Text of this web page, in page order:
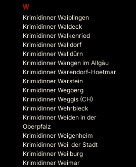
W
Krimidinner Waiblingen
Krimidinner Waldeck
Krimidinner Walkenried
Krimidinner Walldorf
Krimidinner Walldürn
Krimidinner Wangen im Allgäu
Krimidinner Warendorf-Hoetmar
Krimidinner Warstein
Krimidinner Wegberg
Krimidinner Weggis (CH)
Krimidinner Wehrbleck
Krimidinner Weiden in der
Oberpfalz
Krimidinner Weigenheim
Krimidinner Weil der Stadt
Krimidinner Weilburg
Krimidinner Weimar